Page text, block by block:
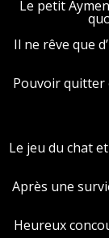
Le petit
Il ne rêve que
Pouvoir quitter
Le jeu du chat
Après une
Heureux